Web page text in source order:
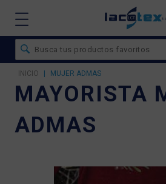
INICIO MUJER ADMAS
MAYORISTA
ADMAS